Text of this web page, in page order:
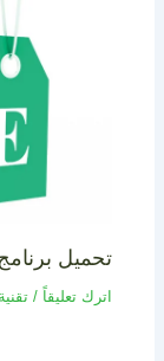
تحميل
اترك تعليقاً /تقنية